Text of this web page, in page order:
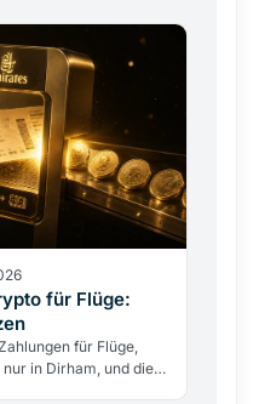
für Flüge:
für Flüge,
in Dirham, und die